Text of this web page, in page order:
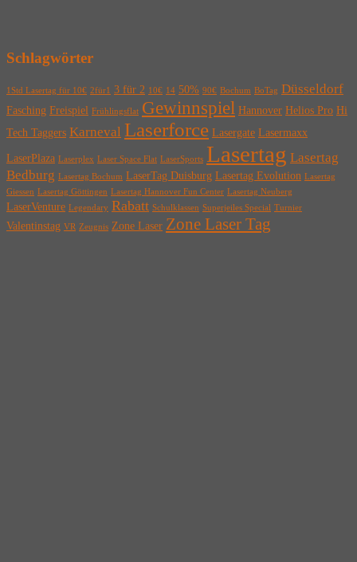
Schlagwörter
1Std Lasertag für 10€ 2für1 3 für 2 10€ 14 50% 90€ Bochum BoTag Düsseldorf
Fasching Freispiel Frühlingsflat Gewinnspiel Hannover Helios Pro Hi
Tech Taggers Karneval Laserforce Lasergate Lasermaxx
LaserPlaza Laserplex Laser Space Flat LaserSports Lasertag Lasertag
Bedburg Lasertag Bochum LaserTag Duisburg Lasertag Evolution Lasertag
Giessen Lasertag Göttingen Lasertag Hannover Fun Center Lasertag Neuberg
LaserVenture Legendary Rabatt Schulklassen Superjeiles Special Turnier
Valentinstag VR Zeugnis Zone Laser Zone Laser Tag